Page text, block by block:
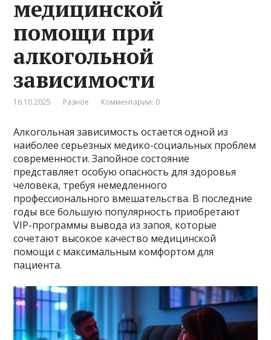
медицинской
помощи при
алкогольной
зависимости
16.10.2025 Разное Комментарии: 0
Алкогольная зависимость остается одной из
наиболее серьезных медико-социальных проблем
современности. Запойное состояние
представляет особую опасность для здоровья
человека, требуя немедленного
профессионального вмешательства. В последние
годы все большую популярность приобретают
VIP-программы вывода из запоя, которые
сочетают высокое качество медицинской
помощи с максимальным комфортом для
пациента.